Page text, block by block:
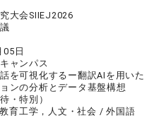
大会SIIEJ2026
日
ャンパス
を可視化するー翻訳AIを用いた
ンの分析とデータ基盤構想
・特別）
育工学，人文・社会 / 外国語